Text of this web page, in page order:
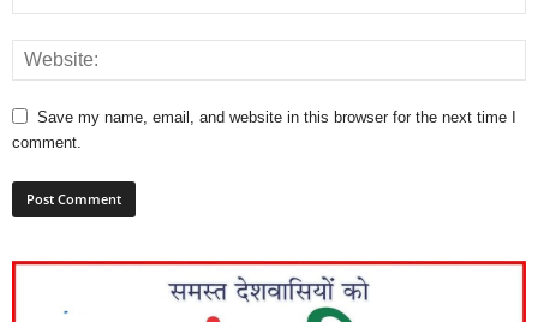
Save my name, email, and website in this browser for the next time I
comment.